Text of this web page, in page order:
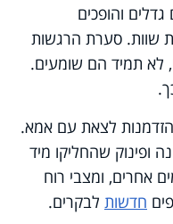
והופכים
שוות. סערת הרגשות
לא תמיד הם שומעים.
לצאת עם אמא.
ופינוק שהחליקו מיד
אחרים, ומצבי רוח
חדשות לבקרים.